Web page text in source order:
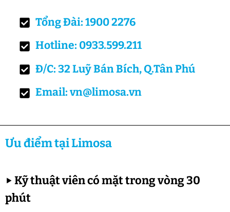
Tổng Đài: 1900 2276
Hotline: 0933.599.211
Đ/C: 32 Luỹ Bán Bích, Q.Tân Phú
Email: vn@limosa.vn
Ưu điểm tại Limosa
▶Kỹ thuật viên có mặt trong vòng 30
phút